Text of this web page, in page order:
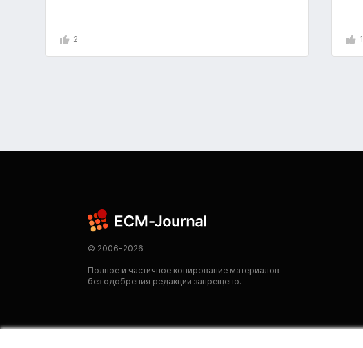
2 1
© 2006-2026
Полное и частичное копирование материалов
без одобрения редакции запрещено.